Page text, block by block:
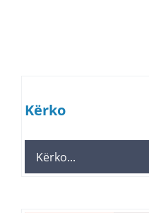
Kërko
Search
for: